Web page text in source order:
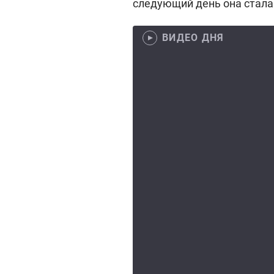
следующий день она
ВИДЕО ДНЯ